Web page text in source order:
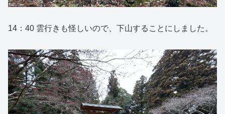
14：40 雲行きも怪しいので、下山することにしました。